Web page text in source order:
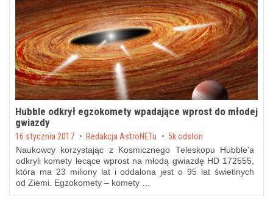
Hubble odkrył egzokomety wpadające wprost do młodej
gwiazdy
Posted on
16 stycznia 2017 by Redakcja AstroNETu 5k odsłon
Naukowcy korzystając z Kosmicznego Teleskopu Hubble’a
odkryli komety lecące wprost na młodą gwiazdę HD 172555,
która ma 23 miliony lat i oddalona jest o 95 lat świetlnych
od Ziemi. Egzokomety – komety …